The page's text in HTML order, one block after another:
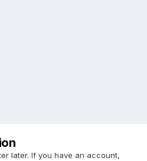
later. If you have an account,